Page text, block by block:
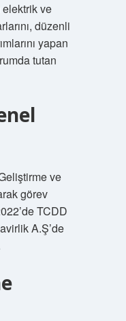
ve
düzenli
yapan
tutan
ve
görev
TCDD
A.Ş’de